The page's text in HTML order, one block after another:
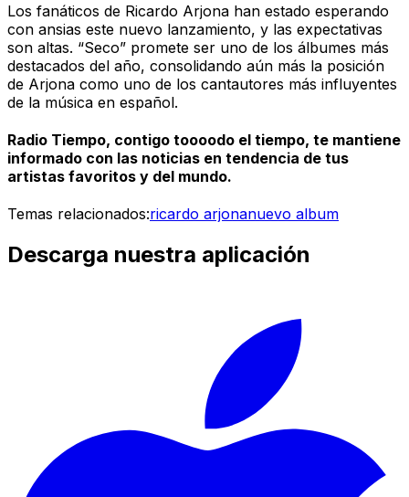
Los fanáticos de Ricardo Arjona han estado esperando
con ansias este nuevo lanzamiento, y las expectativas
son altas. “Seco” promete ser uno de los álbumes más
destacados del año, consolidando aún más la posición
de Arjona como uno de los cantautores más influyentes
de la música en español.
Radio Tiempo, contigo toooodo el tiempo, te mantiene
informado con las noticias en tendencia de tus
artistas favoritos y del mundo.
Temas relacionados:ricardo arjonanuevo album
Descarga nuestra aplicación